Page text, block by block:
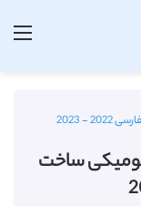
- 2023
ساخت